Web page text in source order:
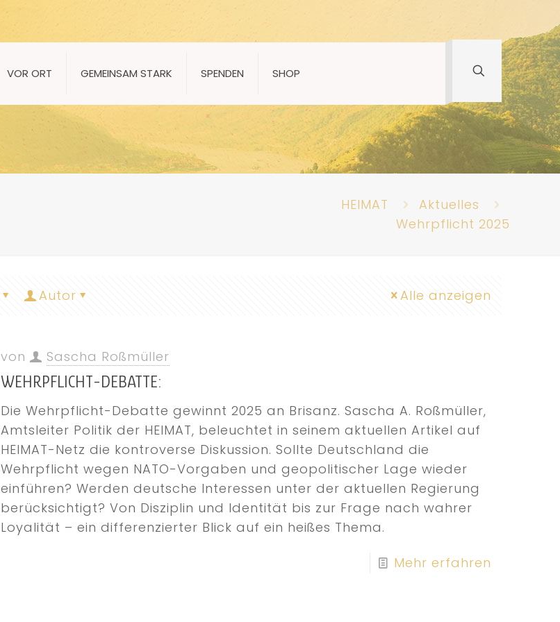
VOR ORT GEMEINSAM STARK SPENDEN SHOP
HEIMAT
Aktuelles
Wehrpflicht 2025
Autor Alle anzeigen
von Sascha Roßmüller
WEHRPFLICHT-DEBATTE:
Die Wehrpflicht-Debatte gewinnt 2025 an Brisanz. Sascha A. Roßmüller,
Amtsleiter Politik der HEIMAT, beleuchtet in seinem aktuellen Artikel auf
HEIMAT-Netz die kontroverse Diskussion. Sollte Deutschland die
Wehrpflicht wegen NATO-Vorgaben und geopolitischer Lage wieder
einführen? Werden deutsche Interessen unter der aktuellen Regierung
berücksichtigt? Von Disziplin und Identität bis zur Frage nach wahrer
Loyalität – ein differenzierter Blick auf ein heißes Thema.
Mehr erfahren